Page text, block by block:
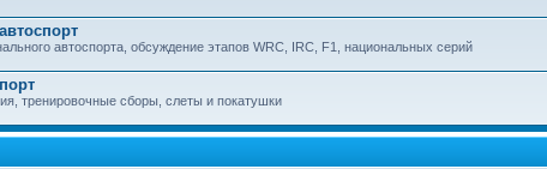
автоспорта, обсуждение этапов WRC, IRC, F1, национальных серий
тренировочные сборы, слеты и покатушки